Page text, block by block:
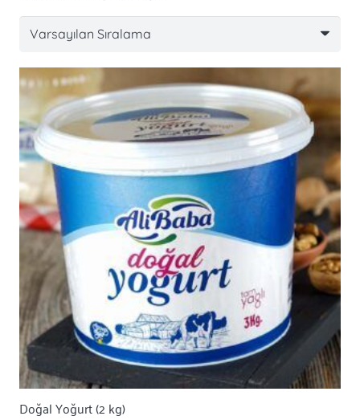
Doğal Yoğurt (2 kg)